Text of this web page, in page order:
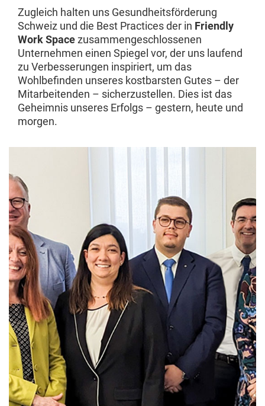
Zugleich halten uns Gesundheitsförderung
Schweiz und die Best Practices der in Friendly
Work Spacezusammengeschlossenen
Unternehmen einen Spiegel vor, der uns laufend
zu Verbesserungen inspiriert, um das
Wohlbefinden unseres kostbarsten Gutes – der
Mitarbeitenden – sicherzustellen. Dies ist das
Geheimnis unseres Erfolgs – gestern, heute und
morgen.